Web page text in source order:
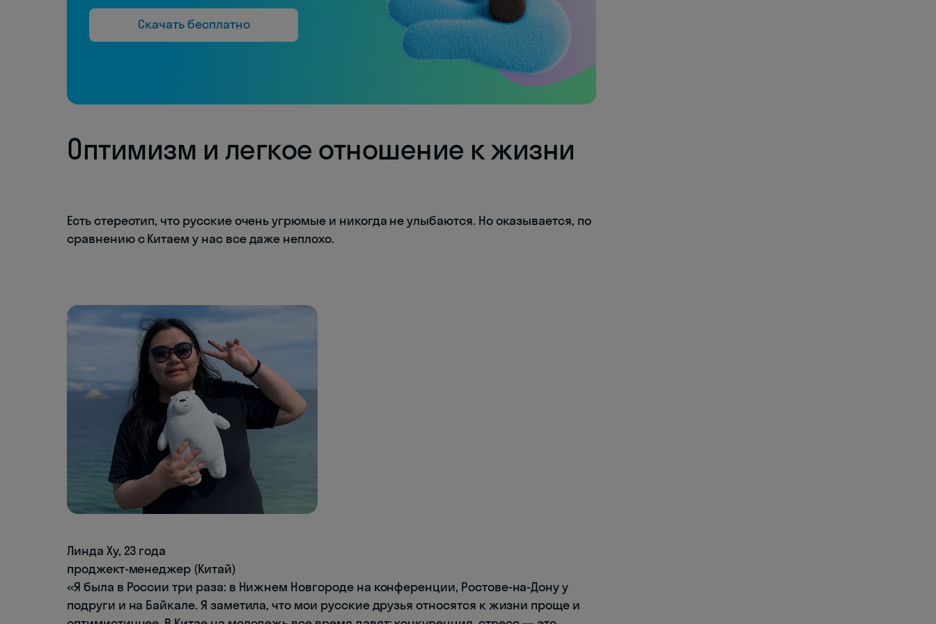
Скачать бесплатно
Оптимизм и легкое отношение к жизни
Есть стереотип, что русские очень угрюмые и никогда не улыбаются. Но оказывается, по
сравнению с Китаем у нас все даже неплохо.
Линда Ху, 23 года
проджект-менеджер (Китай)
«Я была в России три раза: в Нижнем Новгороде на конференции, Ростове-на-Дону у
подруги и на Байкале. Я заметила, что мои русские друзья относятся к жизни проще и